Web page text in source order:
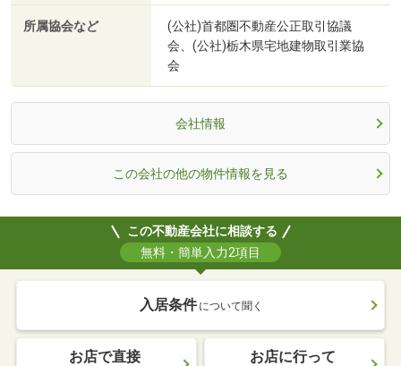
所属協会など
(公社)首都圏不動産公正取引協議
会、(公社)栃木県宅地建物取引業協
会
会社情報
この会社の他の物件情報を見る
この不動産会社に相談する
無料・簡単入力2項目
入居条件 について聞く
お店で直接 お店に行って